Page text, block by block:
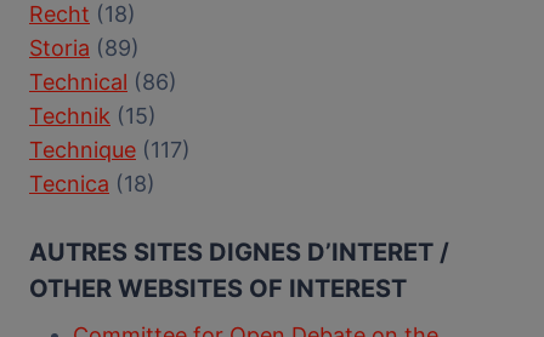
Recht (18)
Storia (89)
Technical (86)
Technik (15)
Technique (117)
Tecnica (18)
AUTRES SITES DIGNES D’INTERET /
OTHER WEBSITES OF INTEREST